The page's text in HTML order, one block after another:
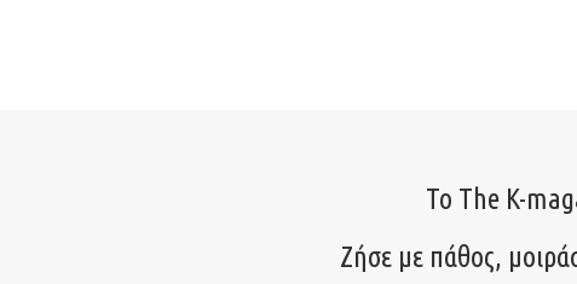
Το The K-
Ζήσε με πάθος,